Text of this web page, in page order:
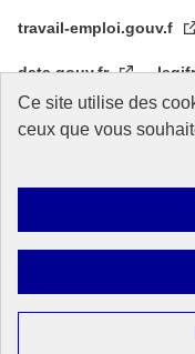
Ce site utilise des
ceux que vous
travail-emploi.gouv.f
data.gouv.fr
Réseau des écoles de
Gestion des cookies
etalab-2.0